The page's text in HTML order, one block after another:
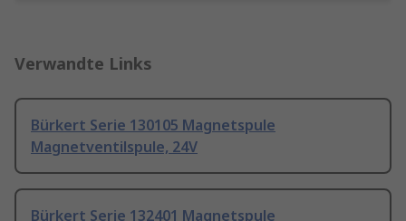
Verwandte Links
Bürkert Serie 130105 Magnetspule
Magnetventilspule, 24V
Bürkert Serie 132401 Magnetspule